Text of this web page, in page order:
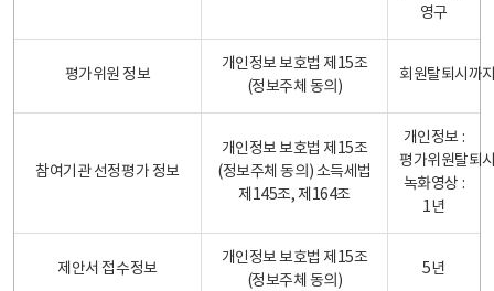
영구
평가위원 정보
개인정보 보호법 제15조
(정보주체 동의)
회원탈퇴시까
참여기관 선정평가 정보
개인정보 보호법 제15조
(정보주체 동의) 소득세법
제145조, 제164조
개인정보 :
평가위원탈퇴
녹화영상 :
1년
제안서 접수정보
개인정보 보호법 제15조
(정보주체 동의)
5년